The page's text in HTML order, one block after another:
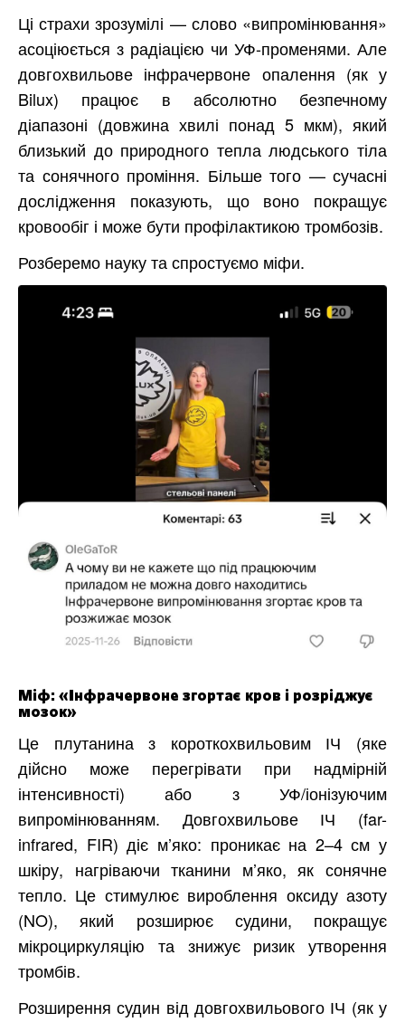
Ці страхи зрозумілі — слово «випромінювання»
асоціюється з радіацією чи УФ-променями. Але
довгохвильове інфрачервоне опалення (як у
Bilux) працює в абсолютно безпечному
діапазоні (довжина хвилі понад 5 мкм), який
близький до природного тепла людського тіла
та сонячного проміння. Більше того — сучасні
дослідження показують, що воно покращує
кровообіг і може бути профілактикою тромбозів.
Розберемо науку та спростуємо міфи.
Міф: «Інфрачервоне згортає кров і розріджує
мозок»
Це плутанина з короткохвильовим ІЧ (яке
дійсно може перегрівати при надмірній
інтенсивності) або з УФ/іонізуючим
випромінюванням. Довгохвильове ІЧ (far-
infrared, FIR) діє м’яко: проникає на 2–4 см у
шкіру, нагріваючи тканини м’яко, як сонячне
тепло. Це стимулює вироблення оксиду азоту
(NO), який розширює судини, покращує
мікроциркуляцію та знижує ризик утворення
тромбів.
Розширення судин від довгохвильового ІЧ (як у